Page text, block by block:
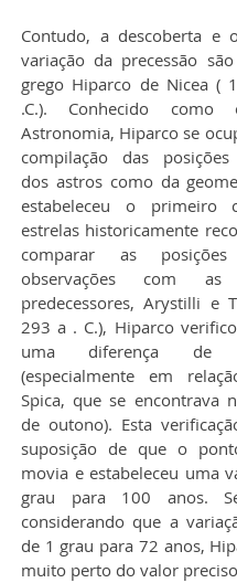
Contudo, a descoberta e
variação da precessão
grego Hiparco de Nicea (
.C.). Conhecido
Astronomia, Hiparco se
compilação das posições
dos astros como da
estabeleceu o primeiro
estrelas historicamente
comparar as
observações com
predecessores, Arystilli e
293 a . C.), Hiparco
uma diferença
(especialmente em
Spica, que se encontrava
de outono). Esta
suposição de que o
movia e estabeleceu uma
grau para 100 anos.
considerando que a
de 1 grau para 72 anos,
muito perto do valor